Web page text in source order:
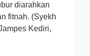
diarahkan
fitnah. (Syekh
Kediri,